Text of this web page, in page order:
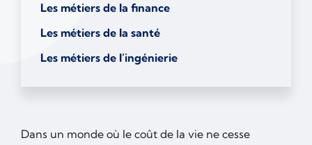
Les métiers de la finance
Les métiers de la santé
Les métiers de l’ingénierie
Dans un monde où le coût de la vie ne cesse